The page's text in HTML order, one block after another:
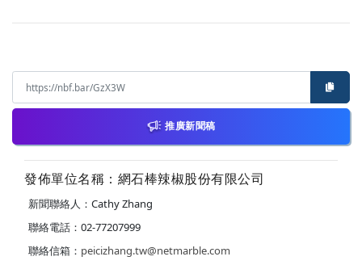
推廣新聞稿
發佈單位名稱：網石棒辣椒股份有限公司
新聞聯絡人：Cathy Zhang
聯絡電話：02-77207999
聯絡信箱： peicizhang.tw@netmarble.com